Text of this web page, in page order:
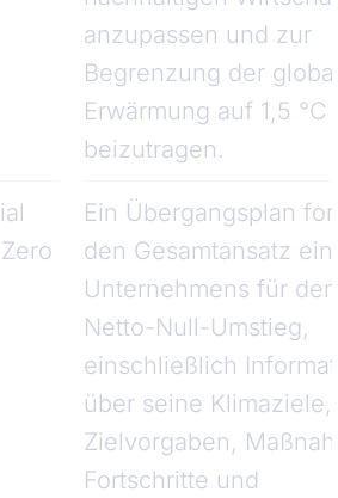
anzupassen und zur
Begrenzung der
Erwärmung auf 1,5 °C
beizutragen.
Ein Übergangsplan
den Gesamtansatz
Unternehmens für den
Netto-Null-Umstieg,
einschließlich
über seine Klimaziele,
Zielvorgaben,
Fortschritte und